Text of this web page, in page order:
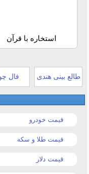
استخاره با قرآن
طالع بینی هندی فال
قیمت خودرو
قیمت طلا و سکه
قیمت دلار